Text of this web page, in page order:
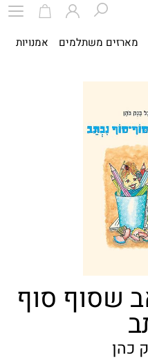
מארזים משתלמים אמנויות
שסוף סוף
כהן